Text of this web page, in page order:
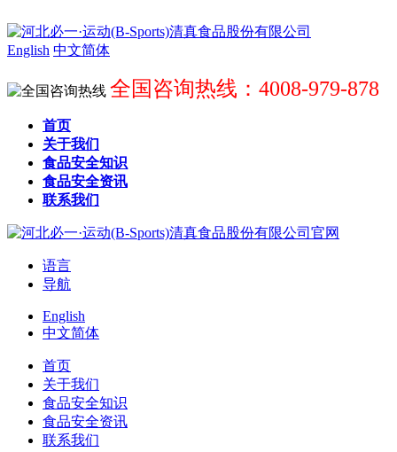
English 中文简体
全国咨询热线：4008-979-878
首页
关于我们
食品安全知识
食品安全资讯
联系我们
语言
导航
English
中文简体
首页
关于我们
食品安全知识
食品安全资讯
联系我们